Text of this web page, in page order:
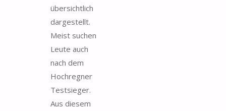
übersichtlich
dargestellt.
Meist suchen
Leute auch
nach dem
Hochregner
Testsieger.
Aus diesem